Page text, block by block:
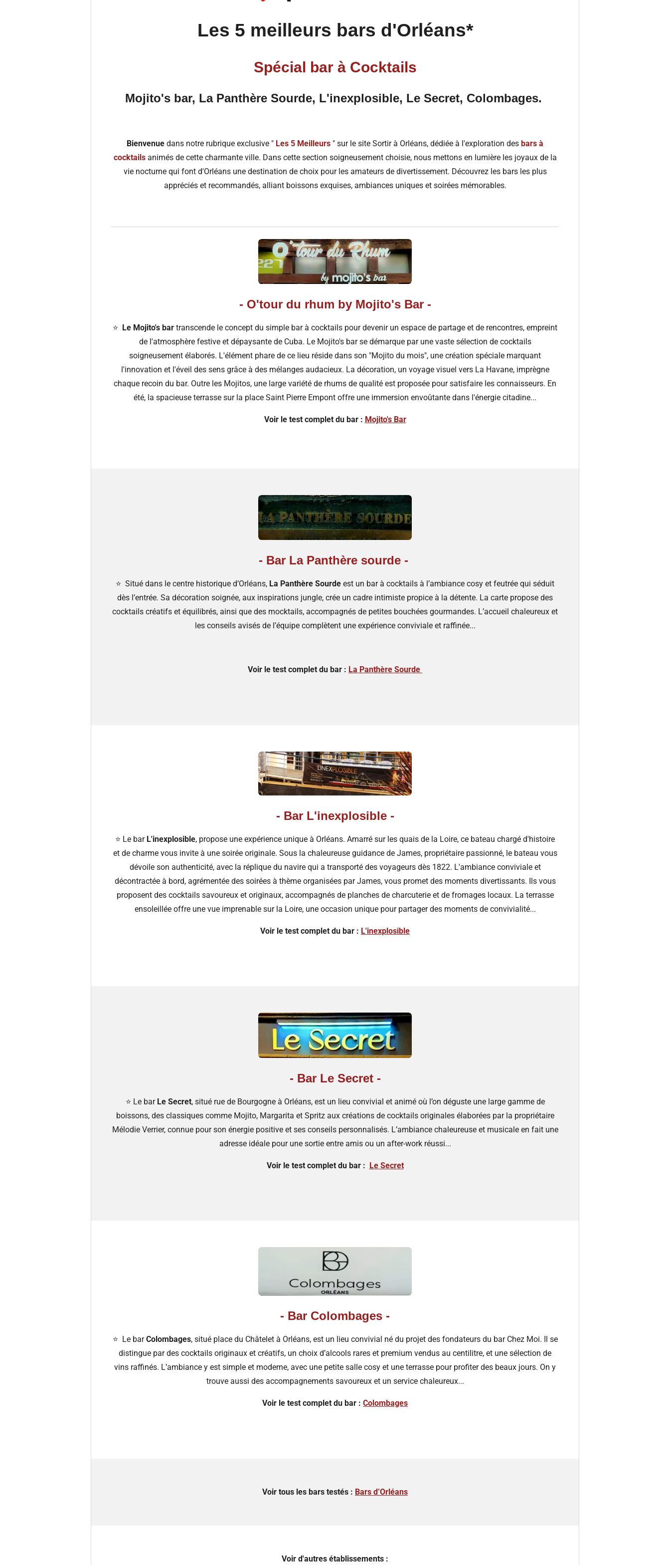
Les 5 meilleurs bars d'Orléans*
Spécial bar à Cocktails
Mojito's bar, La Panthère Sourde, L'inexplosible, Le Secret, Colombages.
Bienvenue dans notre rubrique exclusive " Les 5 Meilleurs " sur le site Sortir à Orléans, dédiée à l'exploration des bars à
cocktails animés de cette charmante ville. Dans cette section soigneusement choisie, nous mettons en lumière les joyaux de la
vie nocturne qui font d'Orléans une destination de choix pour les amateurs de divertissement. Découvrez les bars les plus
appréciés et recommandés, alliant boissons exquises, ambiances uniques et soirées mémorables.
- O'tour du rhum by Mojito's Bar -
⭐️ Le Mojito's bar transcende le concept du simple bar à cocktails pour devenir un espace de partage et de rencontres, empreint
de l'atmosphère festive et dépaysante de Cuba. Le Mojito's bar se démarque par une vaste sélection de cocktails
soigneusement élaborés. L'élément phare de ce lieu réside dans son "Mojito du mois", une création spéciale marquant
l'innovation et l'éveil des sens grâce à des mélanges audacieux. La décoration, un voyage visuel vers La Havane, imprègne
chaque recoin du bar. Outre les Mojitos, une large variété de rhums de qualité est proposée pour satisfaire les connaisseurs. En
été, la spacieuse terrasse sur la place Saint Pierre Empont offre une immersion envoûtante dans l'énergie citadine...
Voir le test complet du bar : Mojito's Bar
- Bar La Panthère sourde -
⭐️ Situé dans le centre historique d’Orléans, La Panthère Sourde est un bar à cocktails à l’ambiance cosy et feutrée qui séduit
dès l’entrée. Sa décoration soignée, aux inspirations jungle, crée un cadre intimiste propice à la détente. La carte propose des
cocktails créatifs et équilibrés, ainsi que des mocktails, accompagnés de petites bouchées gourmandes. L’accueil chaleureux et
les conseils avisés de l’équipe complètent une expérience conviviale et raffinée...
Voir le test complet du bar : La Panthère Sourde
- Bar L'inexplosible -
⭐️ Le bar L'inexplosible, propose une expérience unique à Orléans. Amarré sur les quais de la Loire, ce bateau chargé d'histoire
et de charme vous invite à une soirée originale. Sous la chaleureuse guidance de James, propriétaire passionné, le bateau vous
dévoile son authenticité, avec la réplique du navire qui a transporté des voyageurs dès 1822. L'ambiance conviviale et
décontractée à bord, agrémentée des soirées à thème organisées par James, vous promet des moments divertissants. Ils vous
proposent des cocktails savoureux et originaux, accompagnés de planches de charcuterie et de fromages locaux. La terrasse
ensoleillée offre une vue imprenable sur la Loire, une occasion unique pour partager des moments de convivialité...
Voir le test complet du bar : L'inexplosible
- Bar Le Secret -
⭐️ Le bar Le Secret, situé rue de Bourgogne à Orléans, est un lieu convivial et animé où l’on déguste une large gamme de
boissons, des classiques comme Mojito, Margarita et Spritz aux créations de cocktails originales élaborées par la propriétaire
Mélodie Verrier, connue pour son énergie positive et ses conseils personnalisés. L’ambiance chaleureuse et musicale en fait une
adresse idéale pour une sortie entre amis ou un after-work réussi...
Voir le test complet du bar : Le Secret
- Bar Colombages -
⭐️ Le barColombages, situé place du Châtelet à Orléans, est un lieu convivial né du projet des fondateurs du bar Chez Moi. Il se
distingue par des cocktails originaux et créatifs, un choix d’alcools rares et premium vendus au centilitre, et une sélection de
vins raffinés. L’ambiance y est simple et moderne, avec une petite salle cosy et une terrasse pour profiter des beaux jours. On y
trouve aussi des accompagnements savoureux et un service chaleureux...
Voir le test complet du bar : Colombages
Voir tous les bars testés : Bars d’Orléans
Voir d'autres établissements :